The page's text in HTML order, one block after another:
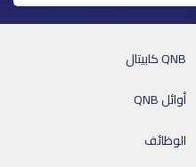
QNB كابيتال
أوائل QNB
الوظائف